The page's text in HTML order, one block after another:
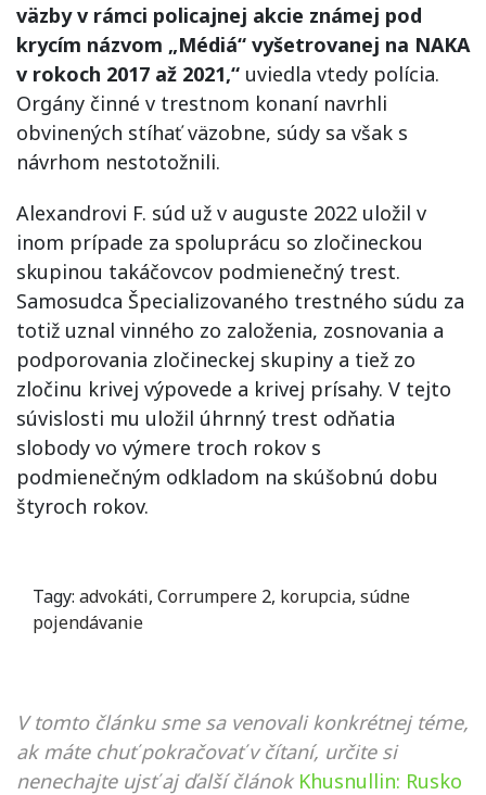
väzby v rámci policajnej akcie známej pod
krycím názvom „Médiá“ vyšetrovanej na NAKA
v rokoch 2017 až 2021,“ uviedla vtedy polícia.
Orgány činné v trestnom konaní navrhli
obvinených stíhať väzobne, súdy sa však s
návrhom nestotožnili.
Alexandrovi F. súd už v auguste 2022 uložil v
inom prípade za spoluprácu so zločineckou
skupinou takáčovcov podmienečný trest.
Samosudca Špecializovaného trestného súdu za
totiž uznal vinného zo založenia, zosnovania a
podporovania zločineckej skupiny a tiež zo
zločinu krivej výpovede a krivej prísahy. V tejto
súvislosti mu uložil úhrnný trest odňatia
slobody vo výmere troch rokov s
podmienečným odkladom na skúšobnú dobu
štyroch rokov.
Tagy: advokáti, Corrumpere 2, korupcia, súdne
pojendávanie
V tomto článku sme sa venovali konkrétnej téme,
ak máte chuť pokračovať v čítaní, určite si
nenechajte ujsť aj ďalší článok Khusnullin: Rusko